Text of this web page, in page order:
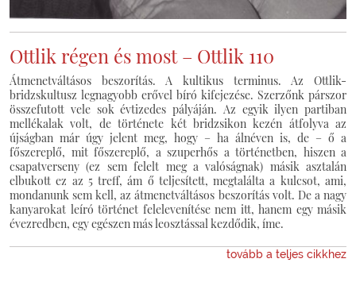
Ottlik régen és most – Ottlik 110
Átmenetváltásos beszorítás. A kultikus terminus. Az Ottlik-
bridzskultusz legnagyobb erővel bíró kifejezése. Szerzőnk párszor
összefutott vele sok évtizedes pályáján. Az egyik ilyen partiban
mellékalak volt, de története két bridzsikon kezén átfolyva az
újságban már úgy jelent meg, hogy – ha álnéven is, de – ő a
főszereplő, mit főszereplő, a szuperhős a történetben, hiszen a
csapatverseny (ez sem felelt meg a valóságnak) másik asztalán
elbukott ez az 5 treff, ám ő teljesített, megtalálta a kulcsot, ami,
mondanunk sem kell, az átmenetváltásos beszorítás volt. De a nagy
kanyarokat leíró történet felelevenítése nem itt, hanem egy másik
évezredben, egy egészen más leosztással kezdődik, íme.
tovább a teljes cikkhez